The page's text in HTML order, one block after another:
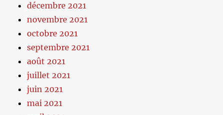
décembre 2021
novembre 2021
octobre 2021
septembre 2021
août 2021
juillet 2021
juin 2021
mai 2021